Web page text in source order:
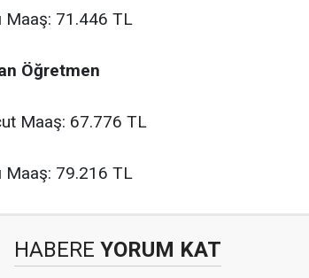
Maaş: 71.446 TL
Öğretmen
Maaş: 67.776 TL
Maaş: 79.216 TL
HABERE YORUM KAT